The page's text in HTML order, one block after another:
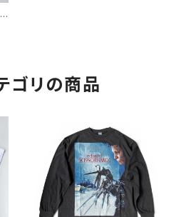
ゴリの商品